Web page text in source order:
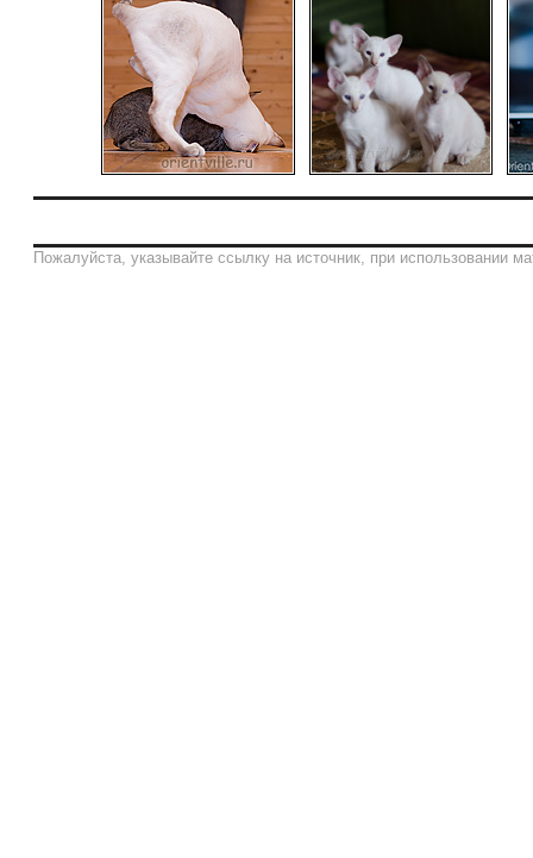
Пожалуйста, указывайте ссылку на источник, при использовании